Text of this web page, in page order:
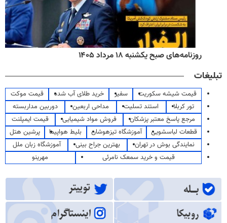
روزنامه‌های صبح یکشنبه ۱۸ مرداد ۱۴۰۵
تبلیغات
قیمت شیشه سکوریت سفیر خرید طلای آب شده
قیمت موکت
تور کربلا
استند تسلیت مداحی اربعین
دوربین مداربسته
مرجع پاسخ معتبر پزشکان
فروش مواد شیمیایی
قیمت ایمپلنت
قطعات لباسشویی
آموزشگاه تیزهوشان بلیط هواپیما
پرشین هتل
نمایندگی بوش در تهران
بهترین جراح بینی
آموزشگاه زبان ملل
قیمت و خرید سمعک نامرئی
مهرینو